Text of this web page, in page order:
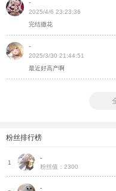
-
2025/4/6 23:23:36
完结撒花
-
2025/3/30 21:44:51
最近好高产啊
粉丝排行榜
1
-
粉丝值：2300
-